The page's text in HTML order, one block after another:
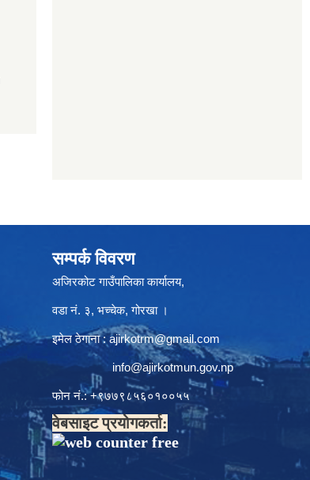
सम्पर्क विवरण
अजिरकोट गाउँपालिका कार्यालय,
वडा नं. ३, भच्चेक, गोरखा ।
इमेल ठेगाना : ajirkotrm@gmail.com
info@ajirkotmun.gov.np
फोन नं.: ‍‌+९७७९८५६०१००५५
वेबसाइट प्रयोगकर्ता: